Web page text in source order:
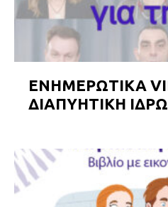
ΕΝΗΜΕΡΩΤΙΚΑ
ΔΙΑΠΥΗΤΙΚΗ